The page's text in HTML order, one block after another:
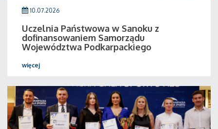
10.07.2026
Uczelnia Państwowa w Sanoku z
dofinansowaniem Samorządu
Województwa Podkarpackiego
więcej